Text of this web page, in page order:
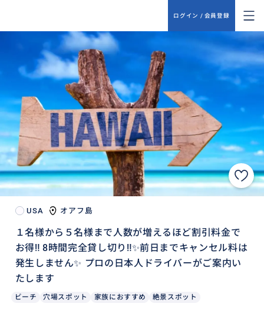
ログイン / 会員登録
USA オアフ島
１名様から５名様まで人数が増えるほど割引料金で
お得‼ 8時間完全貸し切り‼✨前日までキャンセル料は
発生しません✨ プロの日本人ドライバーがご案内い
たします
ビーチ 穴場スポット 家族におすすめ 絶景スポット